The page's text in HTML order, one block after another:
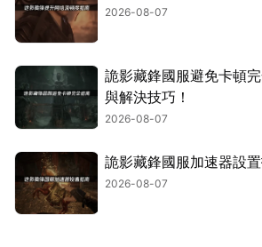
2026-08-07
詭影藏鋒國服避免卡頓
與解決技巧！
2026-08-07
詭影藏鋒國服加速器設置
2026-08-07